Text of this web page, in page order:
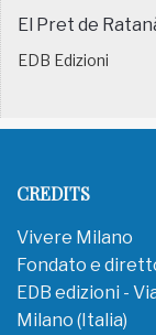
El Pret de
EDB Edizioni
CREDITS
Vivere Milano
Fondato e
EDB edizioni -
Milano (Italia)